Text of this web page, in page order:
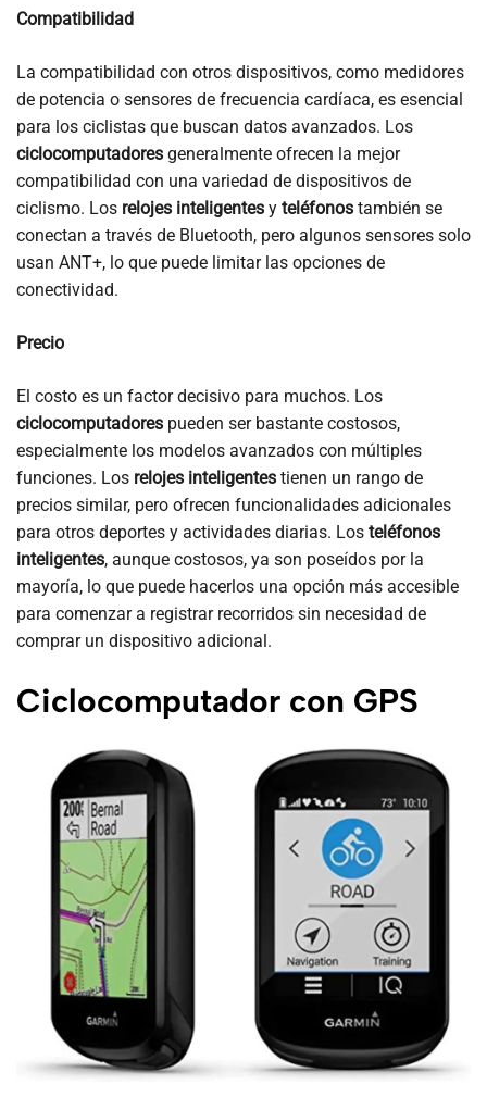
Compatibilidad
La compatibilidad con otros dispositivos, como medidores
de potencia o sensores de frecuencia cardíaca, es esencial
para los ciclistas que buscan datos avanzados. Los
ciclocomputadores generalmente ofrecen la mejor
compatibilidad con una variedad de dispositivos de
ciclismo. Los relojes inteligentes y teléfonos también se
conectan a través de Bluetooth, pero algunos sensores solo
usan ANT+, lo que puede limitar las opciones de
conectividad.
Precio
El costo es un factor decisivo para muchos. Los
ciclocomputadores pueden ser bastante costosos,
especialmente los modelos avanzados con múltiples
funciones. Los relojes inteligentes tienen un rango de
precios similar, pero ofrecen funcionalidades adicionales
para otros deportes y actividades diarias. Los teléfonos
inteligentes, aunque costosos, ya son poseídos por la
mayoría, lo que puede hacerlos una opción más accesible
para comenzar a registrar recorridos sin necesidad de
comprar un dispositivo adicional.
Ciclocomputador con GPS